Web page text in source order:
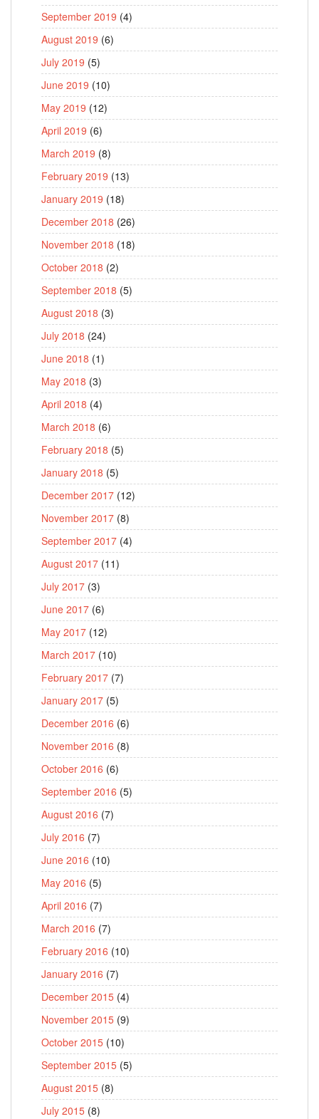
September 2019 (4)
August 2019 (6)
July 2019 (5)
June 2019 (10)
May 2019 (12)
April 2019 (6)
March 2019 (8)
February 2019 (13)
January 2019 (18)
December 2018 (26)
November 2018 (18)
October 2018 (2)
September 2018 (5)
August 2018 (3)
July 2018 (24)
June 2018 (1)
May 2018 (3)
April 2018 (4)
March 2018 (6)
February 2018 (5)
January 2018 (5)
December 2017 (12)
November 2017 (8)
September 2017 (4)
August 2017 (11)
July 2017 (3)
June 2017 (6)
May 2017 (12)
March 2017 (10)
February 2017 (7)
January 2017 (5)
December 2016 (6)
November 2016 (8)
October 2016 (6)
September 2016 (5)
August 2016 (7)
July 2016 (7)
June 2016 (10)
May 2016 (5)
April 2016 (7)
March 2016 (7)
February 2016 (10)
January 2016 (7)
December 2015 (4)
November 2015 (9)
October 2015 (10)
September 2015 (5)
August 2015 (8)
July 2015 (8)